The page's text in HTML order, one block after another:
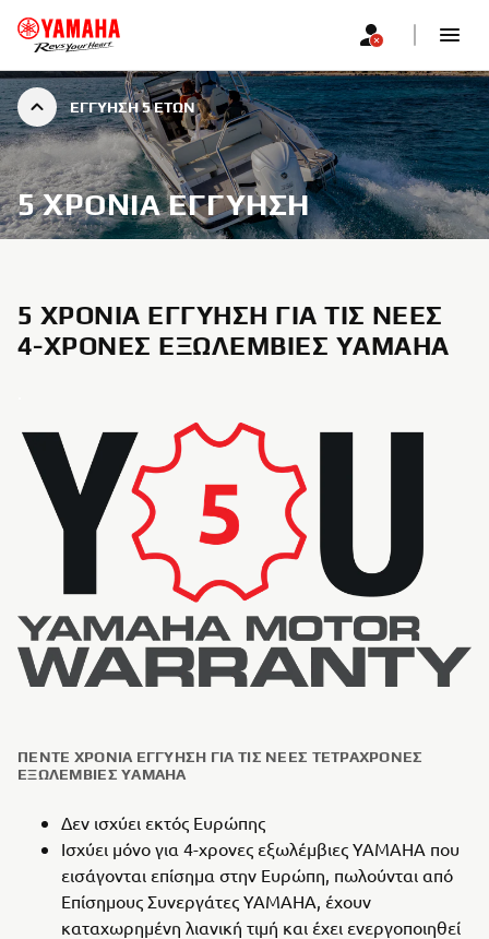
ΕΓΓΎΗΣΗ 5 ΕΤΏΝ
5 ΧΡΌΝΙΑ ΕΓΓΎΗΣΗ
5 ΧΡΌΝΙΑ ΕΓΓΎΗΣΗ ΓΙΑ ΤΙΣ ΝΈΕΣ
4-ΧΡΟΝΕΣ ΕΞΩΛΈΜΒΙΕΣ YAMAHA
ΠΈΝΤΕ ΧΡΌΝΙΑ ΕΓΓΎΗΣΗ ΓΙΑ ΤΙΣ ΝΈΕΣ ΤΕΤΡΆΧΡΟΝΕΣ
ΕΞΩΛΈΜΒΙΕΣ YAMAHA
Δεν ισχύει εκτός Ευρώπης
Ισχύει μόνο για 4-χρονες εξωλέμβιες YAMAHA που
εισάγονται επίσημα στην Ευρώπη, πωλούνται από
Επίσημους Συνεργάτες YAMAHA, έχουν
καταχωρημένη λιανική τιμή και έχει ενεργοποιηθεί